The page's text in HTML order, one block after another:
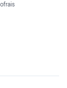
écofrais